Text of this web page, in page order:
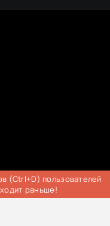
(Ctrl+D) пользователей
раньше!